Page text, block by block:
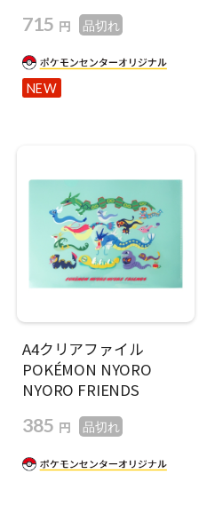
715 円 品切れ
NEW
A4クリアファイル
POKÉMON NYORO
NYORO FRIENDS
385 円 品切れ